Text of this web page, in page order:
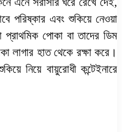
পরিষ্কার এবং শুকিয়ে নেওয়া
পোকা বা তাদের ডিম
লাগার হাত থেকে রক্ষা করে।
নিয়ে বায়ুরোধী কন্টেইনারে